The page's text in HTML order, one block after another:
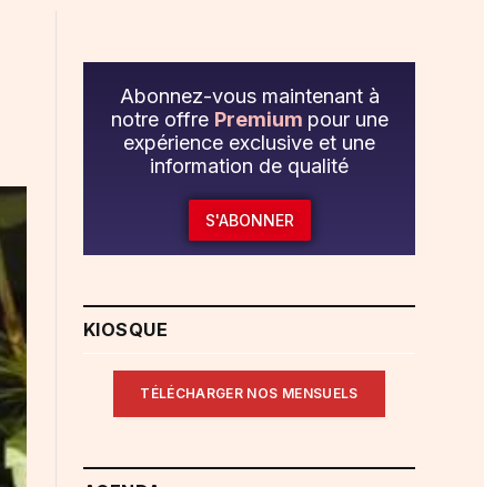
Abonnez-vous maintenant à
notre offre Premium pour une
expérience exclusive et une
information de qualité
S'ABONNER
KIOSQUE
TÉLÉCHARGER NOS MENSUELS